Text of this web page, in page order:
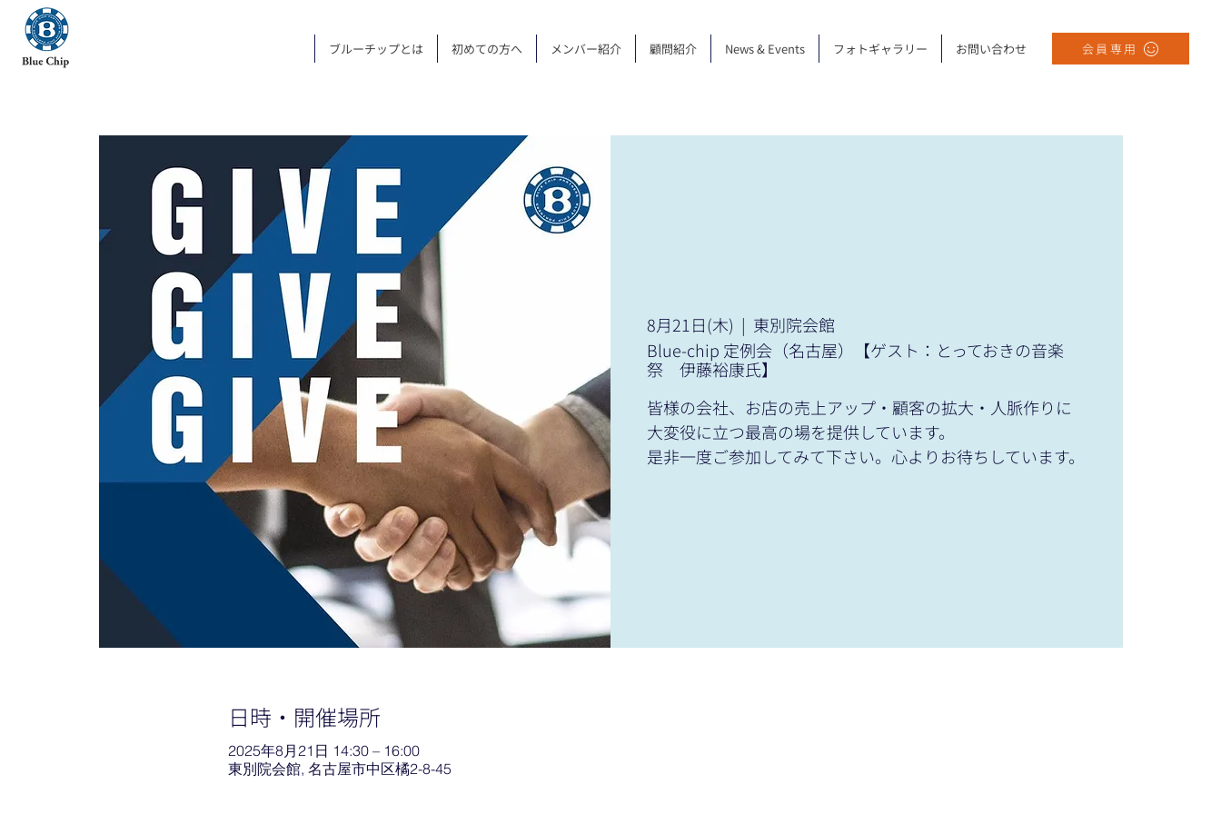
ブルーチップとは 初めての方へ メンバー紹介 顧問紹介 News & Events フォトギャラリー お問い合わせ 会員専用
8月21日(木)
  |
東別院会館
Blue-chip 定例会（名古屋）【ゲスト：とっておきの音楽
祭 伊藤裕康氏】
皆様の会社、お店の売上アップ・顧客の拡大・人脈作りに
大変役に立つ最高の場を提供しています。
是非一度ご参加してみて下さい。心よりお待ちしています。
日時・開催場所
2025年8月21日 14:30 – 16:00
東別院会館, 名古屋市中区橘2-8-45